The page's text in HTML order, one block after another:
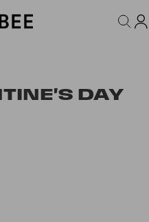
WELLNESS LIFESTYLE
DAY